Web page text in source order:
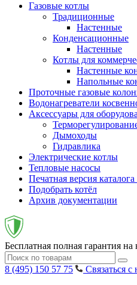
Газовые котлы
Традиционные
Настенные
Конденсационные
Настенные
Котлы для
Настенные
Напольные
Проточные газовые
Водонагреватели
Аксессуары для
Дымоходы
Гидравлика
Электрические котлы
Тепловые насосы
Печатная версия
Подобрать котёл
Архив документации
Бесплатная полная гарантия на
8 (495) 150 57 75
Связаться с